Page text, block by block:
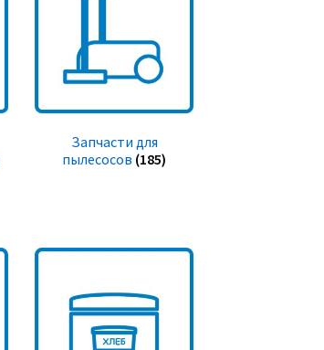
Запчасти для
пылесосов (185)